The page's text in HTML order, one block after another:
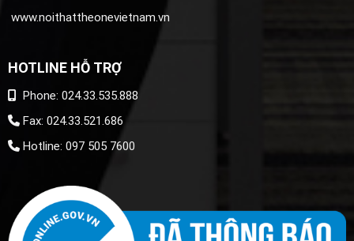
www.noithattheonevietnam.vn
HOTLINE HỖ TRỢ
Phone: 024.33.535.888
Fax: 024.33.521.686
Hotline: 097 505 7600